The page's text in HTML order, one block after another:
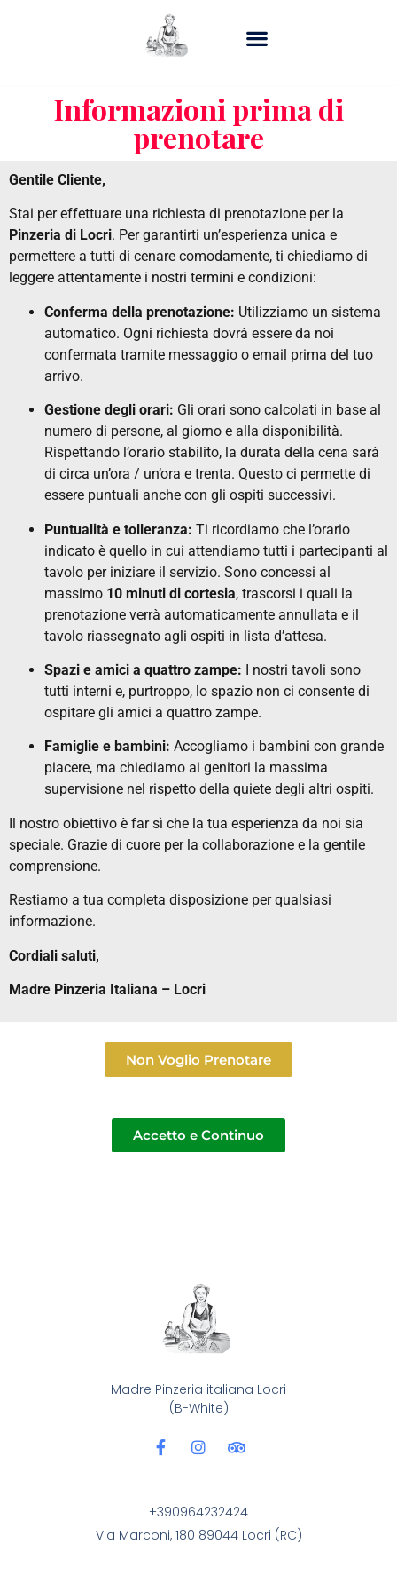
Informazioni prima di
prenotare
Gentile Cliente,
Stai per effettuare una richiesta di prenotazione per la
Pinzeria di Locri. Per garantirti un’esperienza unica e
permettere a tutti di cenare comodamente, ti chiediamo di
leggere attentamente i nostri termini e condizioni:
Conferma della prenotazione: Utilizziamo un sistema
automatico. Ogni richiesta dovrà essere da noi
confermata tramite messaggio o email prima del tuo
arrivo.
Gestione degli orari: Gli orari sono calcolati in base al
numero di persone, al giorno e alla disponibilità.
Rispettando l’orario stabilito, la durata della cena sarà
di circa un’ora / un’ora e trenta. Questo ci permette di
essere puntuali anche con gli ospiti successivi.
Puntualità e tolleranza: Ti ricordiamo che l’orario
indicato è quello in cui attendiamo tutti i partecipanti al
tavolo per iniziare il servizio. Sono concessi al
massimo 10 minuti di cortesia, trascorsi i quali la
prenotazione verrà automaticamente annullata e il
tavolo riassegnato agli ospiti in lista d’attesa.
Spazi e amici a quattro zampe: I nostri tavoli sono
tutti interni e, purtroppo, lo spazio non ci consente di
ospitare gli amici a quattro zampe.
Famiglie e bambini: Accogliamo i bambini con grande
piacere, ma chiediamo ai genitori la massima
supervisione nel rispetto della quiete degli altri ospiti.
Il nostro obiettivo è far sì che la tua esperienza da noi sia
speciale. Grazie di cuore per la collaborazione e la gentile
comprensione.
Restiamo a tua completa disposizione per qualsiasi
informazione.
Cordiali saluti,
Madre Pinzeria Italiana – Locri
Non Voglio Prenotare
Accetto e Continuo
Madre Pinzeria italiana Locri
(B-White)
+390964232424
Via Marconi, 180 89044 Locri (RC)